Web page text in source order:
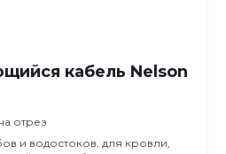
кабель Nelson
отрез
и водостоков, для кровли,